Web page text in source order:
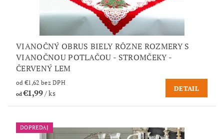
VIANOČNÝ OBRUS BIELY RÔZNE ROZMERY S
VIANOČNOU POTLAČOU - STROMČEKY -
ČERVENÝ LEM
od €1,62 bez DPH
od€1,99/ ks
DETAIL
DOPREDAJ